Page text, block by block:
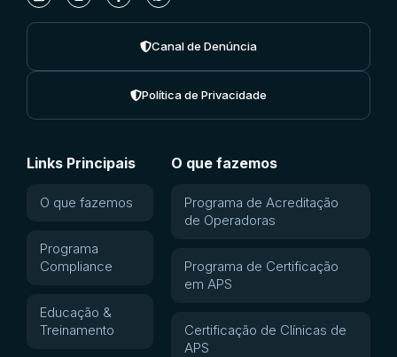
Canal de Denúncia
Política de Privacidade
Links Principais
O que fazemos
Programa
Compliance
Educação &
Treinamento
O que fazemos
Programa de Acreditação
de Operadoras
Programa de Certificação
em APS
Certificação de Clínicas de
APS